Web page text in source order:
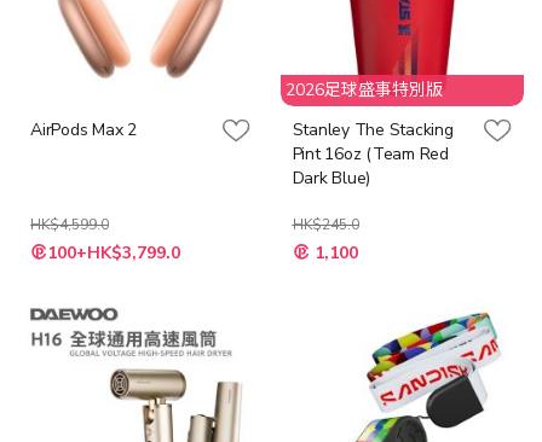
AirPods Max 2
HK$4,599.0
100+HK$3,799.0
2026足球盛事特別版
Stanley The Stacking
Pint 16oz (Team Red
Dark Blue)
HK$245.0
特
殊 1,100